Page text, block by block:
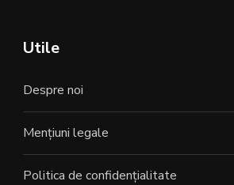
Utile
Despre noi
Mențiuni legale
Politica de confidențialitate